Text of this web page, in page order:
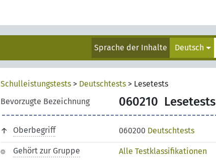
Sprache der Inhalte Deutsch
Schulleistungstests > Deutschtests > Lesetests
Bevorzugte Bezeichnung
060210 Lesetests
Oberbegriff 060200 Deutschtests
Gehört zur Gruppe Alle Testklassifikationen